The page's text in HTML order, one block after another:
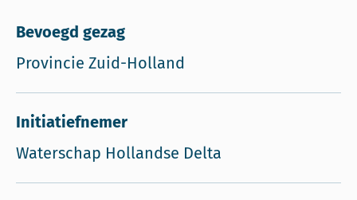
Bevoegd gezag
Provincie Zuid-Holland
Initiatiefnemer
Waterschap Hollandse Delta